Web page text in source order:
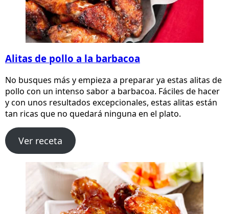
Alitas de pollo a la barbacoa
No busques más y empieza a preparar ya estas alitas de
pollo con un intenso sabor a barbacoa. Fáciles de hacer
y con unos resultados excepcionales, estas alitas están
tan ricas que no quedará ninguna en el plato.
Ver receta